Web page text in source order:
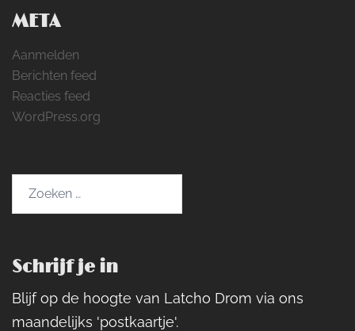
META
Aanmelden
Berichten feed
Reacties feed
WordPress.org
Schrijf je in
Blijf op de hoogte van Latcho Drom via ons
maandelijks 'postkaartje'.